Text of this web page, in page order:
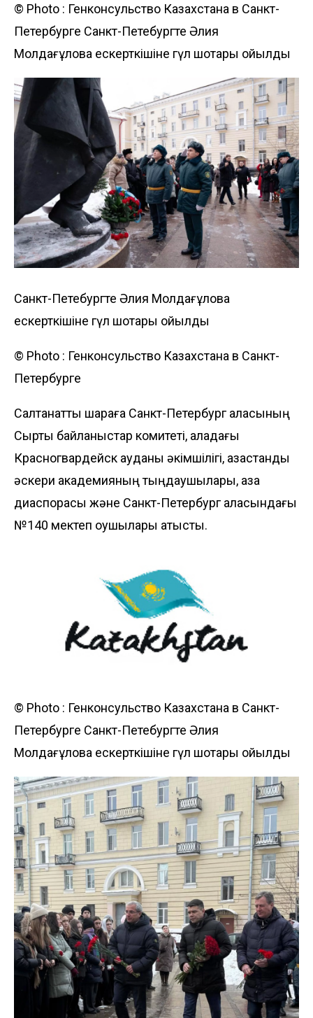
© Photo : Генконсульство Казахстана в Санкт-
Петербурге Санкт-Петебургте Әлия
Молдағұлова ескерткішіне гүл шоқтары қойылды
Санкт-Петебургте Әлия Молдағұлова
ескерткішіне гүл шоқтары қойылды
© Photo : Генконсульство Казахстана в Санкт-
Петербурге
Салтанатты шараға Санкт-Петербург қаласының
Сыртқы байланыстар комитеті, қаладағы
Красногвардейск ауданы әкімшілігі, қазақстандық
әскери академияның тыңдаушылары, қазақ
диаспорасы және Санкт-Петербург қаласындағы
№140 мектеп оқушылары қатысты.
© Photo : Генконсульство Казахстана в Санкт-
Петербурге Санкт-Петебургте Әлия
Молдағұлова ескерткішіне гүл шоқтары қойылды